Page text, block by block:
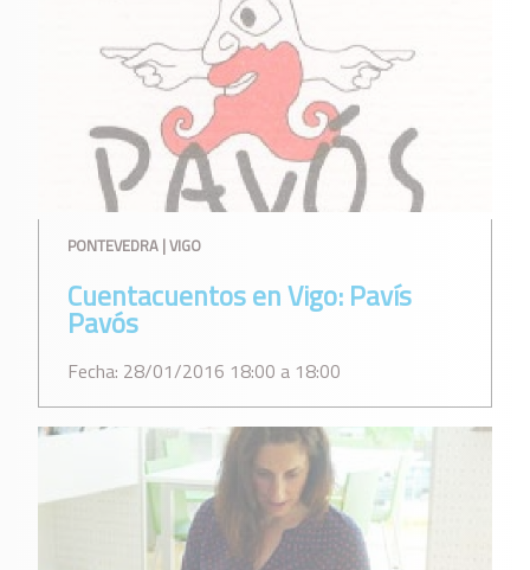
PONTEVEDRA | VIGO
Cuentacuentos en Vigo: Pavís
Pavós
Fecha: 28/01/2016 18:00 a 18:00